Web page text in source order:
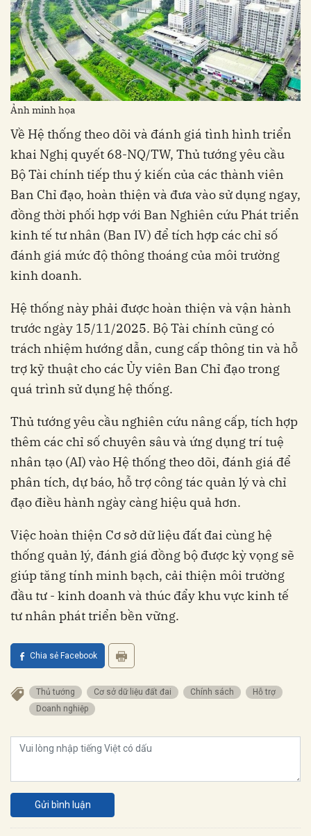
Ảnh minh họa
Về Hệ thống theo dõi và đánh giá tình hình triển
khai Nghị quyết 68-NQ/TW, Thủ tướng yêu cầu
Bộ Tài chính tiếp thu ý kiến của các thành viên
Ban Chỉ đạo, hoàn thiện và đưa vào sử dụng ngay,
đồng thời phối hợp với Ban Nghiên cứu Phát triển
kinh tế tư nhân (Ban IV) để tích hợp các chỉ số
đánh giá mức độ thông thoáng của môi trường
kinh doanh.
Hệ thống này phải được hoàn thiện và vận hành
trước ngày 15/11/2025. Bộ Tài chính cũng có
trách nhiệm hướng dẫn, cung cấp thông tin và hỗ
trợ kỹ thuật cho các Ủy viên Ban Chỉ đạo trong
quá trình sử dụng hệ thống.
Thủ tướng yêu cầu nghiên cứu nâng cấp, tích hợp
thêm các chỉ số chuyên sâu và ứng dụng trí tuệ
nhân tạo (AI) vào Hệ thống theo dõi, đánh giá để
phân tích, dự báo, hỗ trợ công tác quản lý và chỉ
đạo điều hành ngày càng hiệu quả hơn.
Việc hoàn thiện Cơ sở dữ liệu đất đai cùng hệ
thống quản lý, đánh giá đồng bộ được kỳ vọng sẽ
giúp tăng tính minh bạch, cải thiện môi trường
đầu tư - kinh doanh và thúc đẩy khu vực kinh tế
tư nhân phát triển bền vững.
Chia sẻ Facebook
Thủ tướng Cơ sở dữ liệu đất đai Chính sách
Hỗ trợ
Doanh nghiệp
Gửi bình luận